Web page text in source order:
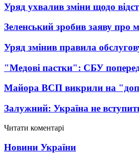
Уряд ухвалив зміни щодо
Зеленський зробив заяву про
Уряд змінив правила
"Медові пастки": СБУ
Майора ВСП викрили на
Залужний: Україна не
Читати коментарі
Новини України